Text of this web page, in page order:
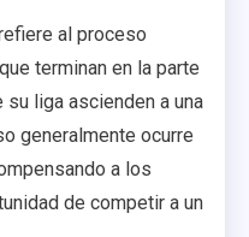
al proceso
terminan en la parte
liga ascienden a una
generalmente ocurre
a los
de competir a un